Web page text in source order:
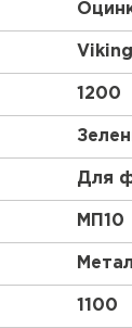
МП-10 0,5
получаете
который
свою
1200
Для
МП10
1100